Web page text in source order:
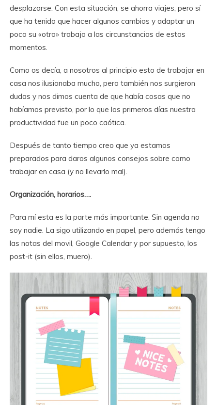
desplazarse. Con esta situación, se ahorra viajes, pero sí
que ha tenido que hacer algunos cambios y adaptar un
poco su «otro» trabajo a las circunstancias de estos
momentos.
Como os decía, a nosotros al principio esto de trabajar en
casa nos ilusionaba mucho, pero también nos surgieron
dudas y nos dimos cuenta de que había cosas que no
habíamos previsto, por lo que los primeros días nuestra
productividad fue un poco caótica.
Después de tanto tiempo creo que ya estamos
preparados para daros algunos consejos sobre como
trabajar en casa (y no llevarlo mal).
Organización, horarios….
Para mí esta es la parte más importante. Sin agenda no
soy nadie. La sigo utilizando en papel, pero además tengo
las notas del movil, Google Calendar y por supuesto, los
post-it (sin ellos, muero).